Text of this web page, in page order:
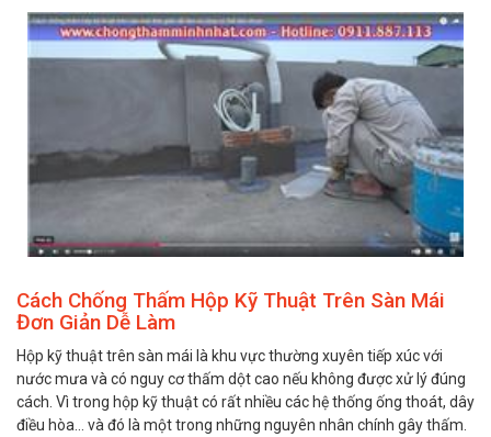
Cách Chống Thấm Hộp Kỹ Thuật Trên Sàn Mái
Đơn Giản Dễ Làm
Hộp kỹ thuật trên sàn mái là khu vực thường xuyên tiếp xúc với
nước mưa và có nguy cơ thấm dột cao nếu không được xử lý đúng
cách. Vì trong hộp kỹ thuật có rất nhiều các hệ thống ống thoát, dây
điều hòa… và đó là một trong những nguyên nhân chính gây thấm.